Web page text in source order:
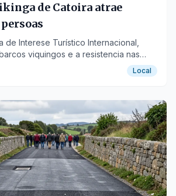
de Catoira atrae
de Interese Turístico Internacional,
viquingos e a resistencia nas
Local